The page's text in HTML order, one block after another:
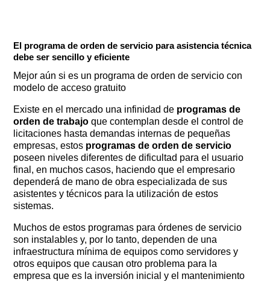
El programa de orden de servicio para asistencia técnica
debe ser sencillo y eficiente
Mejor aún si es un programa de orden de servicio con
modelo de acceso gratuito
Existe en el mercado una infinidad de programas de
orden de trabajo que contemplan desde el control de
licitaciones hasta demandas internas de pequeñas
empresas, estos programas de orden de servicio
poseen niveles diferentes de dificultad para el usuario
final, en muchos casos, haciendo que el empresario
dependerá de mano de obra especializada de sus
asistentes y técnicos para la utilización de estos
sistemas.
Muchos de estos programas para órdenes de servicio
son instalables y, por lo tanto, dependen de una
infraestructura mínima de equipos como servidores y
otros equipos que causan otro problema para la
empresa que es la inversión inicial y el mantenimiento